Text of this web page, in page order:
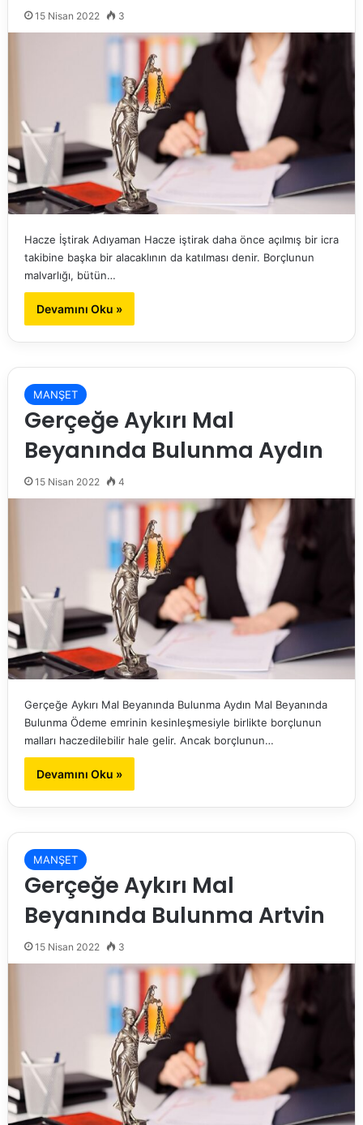
15 Nisan 2022 3
Hacze İştirak Adıyaman Hacze iştirak daha önce açılmış bir icra
takibine başka bir alacaklının da katılması denir. Borçlunun
malvarlığı, bütün…
Devamını Oku »
MANŞET
Gerçeğe Aykırı Mal
Beyanında Bulunma Aydın
15 Nisan 2022 4
Gerçeğe Aykırı Mal Beyanında Bulunma Aydın Mal Beyanında
Bulunma Ödeme emrinin kesinleşmesiyle birlikte borçlunun
malları haczedilebilir hale gelir. Ancak borçlunun…
Devamını Oku »
MANŞET
Gerçeğe Aykırı Mal
Beyanında Bulunma Artvin
15 Nisan 2022 3